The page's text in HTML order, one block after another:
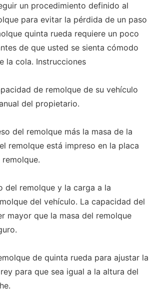
un procedimiento definido al
para evitar la pérdida de un paso
quinta rueda requiere un poco
de que usted se sienta cómodo
la cola. Instrucciones
de remolque de su vehículo
del propietario.
del remolque más la masa de la
remolque está impreso en la placa
del remolque y la carga a la
del vehículo. La capacidad del
mayor que la masa del remolque
de quinta rueda para ajustar la
para que sea igual a la altura del